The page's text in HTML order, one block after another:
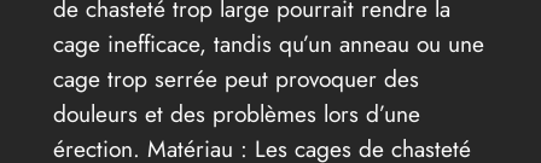
de chasteté trop large pourrait rendre la
cage inefficace, tandis qu’un anneau ou une
cage trop serrée peut provoquer des
douleurs et des problèmes lors d’une
érection. Matériau : Les cages de chasteté